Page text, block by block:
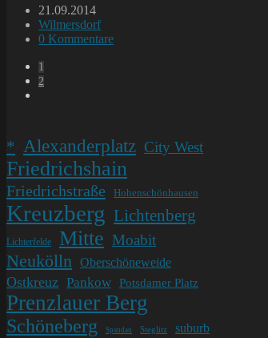
Beitrag
veröffentlicht:
21.09.2014
Beitrags-
Kategorie:
Wilmersdorf
Beitrags-
0 Kommentare
1
2
* Alexanderplatz City West
Friedrichshain
Friedrichstraße Hohenschönhausen
Kreuzberg Lichtenberg
Lichterfelde Mitte Moabit
Neukölln Oberschöneweide
Ostkreuz Pankow Potsdamer Platz
Prenzlauer Berg
Schöneberg Spandau Steglitz suburb